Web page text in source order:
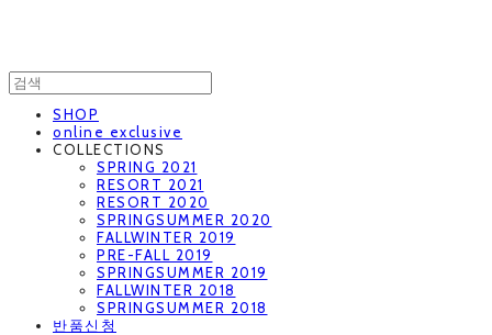
SHOP
online exclusive
COLLECTIONS
SPRING 2021
RESORT 2021
RESORT 2020
SPRINGSUMMER 2020
FALLWINTER 2019
PRE-FALL 2019
SPRINGSUMMER 2019
FALLWINTER 2018
SPRINGSUMMER 2018
반품신청